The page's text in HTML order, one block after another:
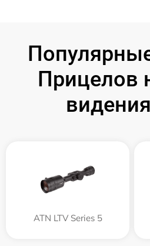
Прицелов
ATN LTV Series 5